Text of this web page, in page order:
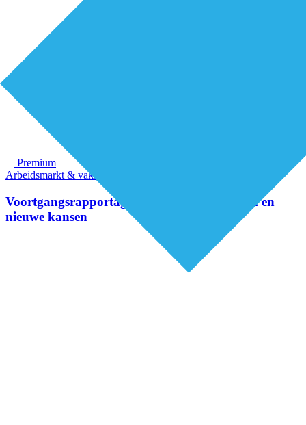
Premium
Arbeidsmarkt & vakmanschap
Voortgangsrapportage MGZ toont resultaten en
nieuwe kansen